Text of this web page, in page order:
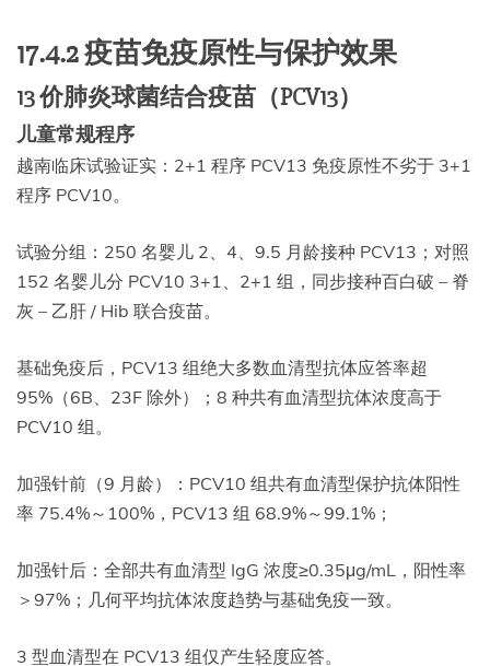
17.4.2 疫苗免疫原性与保护效果
13 价肺炎球菌结合疫苗（PCV13）
儿童常规程序
越南临床试验证实：2+1 程序 PCV13 免疫原性不劣于 3+1
程序 PCV10。
试验分组：250 名婴儿 2、4、9.5 月龄接种 PCV13；对照
152 名婴儿分 PCV10 3+1、2+1 组，同步接种百白破 – 脊
灰 – 乙肝 / Hib 联合疫苗。
基础免疫后，PCV13 组绝大多数血清型抗体应答率超
95%（6B、23F 除外）；8 种共有血清型抗体浓度高于
PCV10 组。
加强针前（9 月龄）：PCV10 组共有血清型保护抗体阳性
率 75.4%～100%，PCV13 组 68.9%～99.1%；
加强针后：全部共有血清型 IgG 浓度≥0.35μg/mL，阳性率
＞97%；几何平均抗体浓度趋势与基础免疫一致。
3 型血清型在 PCV13 组仅产生轻度应答。